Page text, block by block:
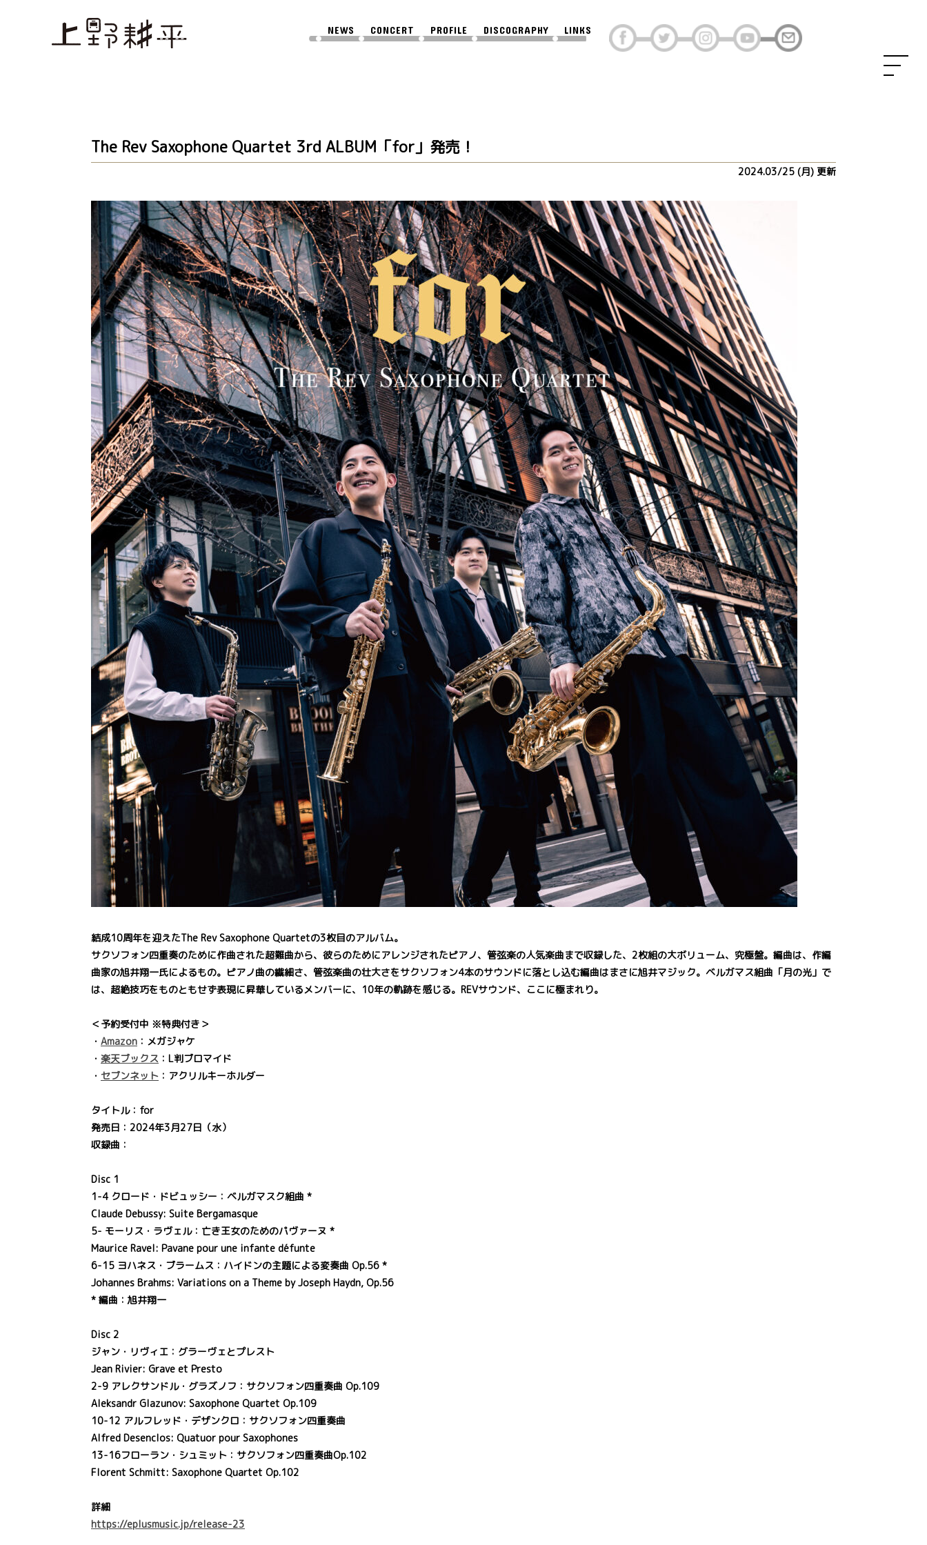
NEWS CONCERT PROFILE DISCOGRAPHY LINKS
The Rev Saxophone Quartet 3rd ALBUM「for」発売！
2024.03/25 (月) 更新
結成10周年を迎えたThe Rev Saxophone Quartetの3枚目のアルバム。
サクソフォン四重奏のために作曲された超難曲から、彼らのためにアレンジされたピアノ、管弦楽の人気楽曲まで収録した、2枚組の大ボリューム、究極盤。編曲は、作編
曲家の旭井翔一氏によるもの。ピアノ曲の繊細さ、管弦楽曲の壮大さをサクソフォン4本のサウンドに落とし込む編曲はまさに旭井マジック。ベルガマス組曲「月の光」で
は、超絶技巧をものともせず表現に昇華しているメンバーに、10年の軌跡を感じる。REVサウンド、ここに極まれり。
＜予約受付中 ※特典付き＞
・ Amazon ：メガジャケ
・ 楽天ブックス ：L判ブロマイド
・ セブンネット ：アクリルキーホルダー
タイトル：for
発売日：2024年3月27日（水）
収録曲：
Disc 1
1-4 クロード・ドビュッシー：ベルガマスク組曲 *
Claude Debussy: Suite Bergamasque
5- モーリス・ラヴェル：亡き王女のためのパヴァーヌ *
Maurice Ravel: Pavane pour une infante défunte
6-15 ヨハネス・ブラームス：ハイドンの主題による変奏曲 Op.56 *
Johannes Brahms: Variations on a Theme by Joseph Haydn, Op.56
* 編曲：旭井翔一
Disc 2
ジャン・リヴィエ：グラーヴェとプレスト
Jean Rivier: Grave et Presto
2-9 アレクサンドル・グラズノフ：サクソフォン四重奏曲 Op.109
Aleksandr Glazunov: Saxophone Quartet Op.109
10-12 アルフレッド・デザンクロ：サクソフォン四重奏曲
Alfred Desenclos: Quatuor pour Saxophones
13-16フローラン・シュミット：サクソフォン四重奏曲Op.102
Florent Schmitt: Saxophone Quartet Op.102
詳細
https://eplusmusic.jp/release-23